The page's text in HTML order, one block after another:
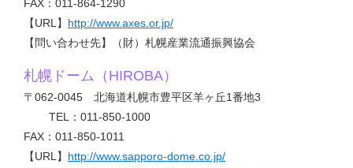
FAX：011-864-1290
【URL】 http://www.axes.or.jp/
【問い合わせ先】（財）札幌産業流通振興協会
札幌ドーム（HIROBA）
〒062-0045 北海道札幌市豊平区羊ヶ丘1番地3
TEL：011-850-1000
FAX：011-850-1011
【URL】 http://www.sapporo-dome.co.jp/